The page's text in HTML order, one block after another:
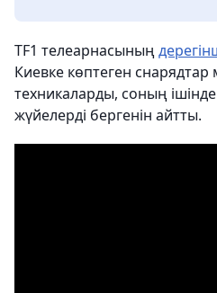
TF1 телеарнасының
Киевке көптеген снарядтар
техникаларды, соның
жүйелерді бергенін айтты.